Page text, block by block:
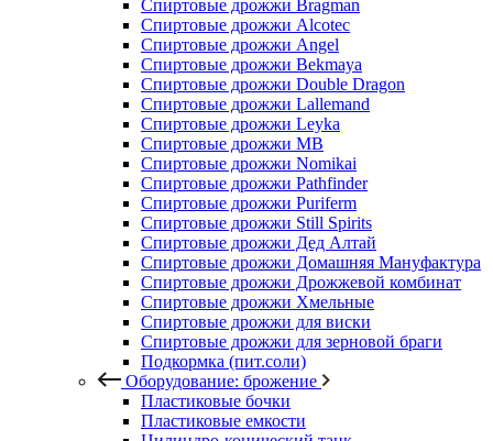
Спиртовые дрожжи Bragman
Спиртовые дрожжи Alcotec
Спиртовые дрожжи Angel
Спиртовые дрожжи Bekmaya
Спиртовые дрожжи Double Dragon
Спиртовые дрожжи Lallemand
Спиртовые дрожжи Leyka
Спиртовые дрожжи MB
Спиртовые дрожжи Nomikai
Спиртовые дрожжи Pathfinder
Спиртовые дрожжи Puriferm
Спиртовые дрожжи Still Spirits
Спиртовые дрожжи Дед Алтай
Спиртовые дрожжи Домашняя Мануфактура
Спиртовые дрожжи Дрожжевой комбинат
Спиртовые дрожжи Хмельные
Спиртовые дрожжи для виски
Спиртовые дрожжи для зерновой браги
Подкормка (пит.соли)
Оборудование: брожение
Пластиковые бочки
Пластиковые емкости